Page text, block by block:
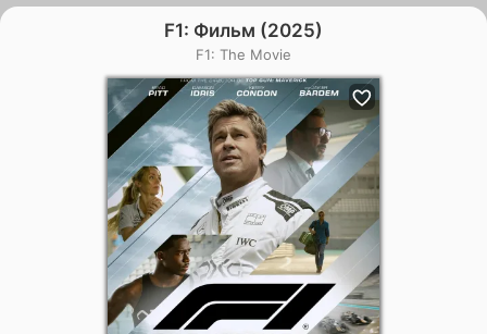
F1: Фильм (2025)
F1: The Movie